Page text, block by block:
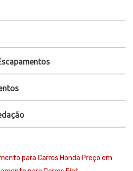
para Carros Honda Preço em